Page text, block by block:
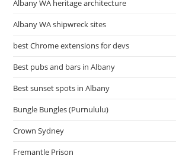
Albany WA heritage architecture
Albany WA shipwreck sites
best Chrome extensions for devs
Best pubs and bars in Albany
Best sunset spots in Albany
Bungle Bungles (Purnululu)
Crown Sydney
Fremantle Prison